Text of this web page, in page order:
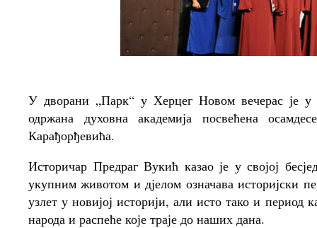
У дворани „Парк“ у Херцег Новом вечерас је у
одржана духовна академија посвећена
Карађорђевића.
Историчар Предраг Вукић казао је у својој
укупним животом и дјелом означава историјски
узлет у новијој историји, али исто тако и период
народа и распеће које траје до наших дана.